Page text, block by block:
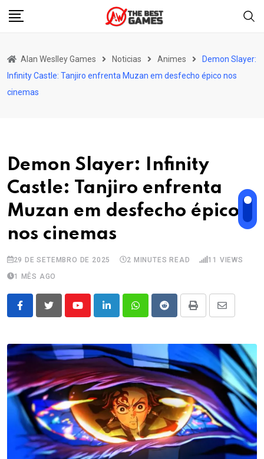
Skip
Alan Weslley Games Noticias Animes
Demon Slayer:
Infinity Castle: Tanjiro enfrenta Muzan em desfecho épico nos
cinemas
Demon Slayer: Infinity
Castle: Tanjiro enfrenta
Muzan em desfecho épico
nos cinemas
29 DE SETEMBRO DE 2025 2 MINUTES READ 11 VIEWS
1 MÊS AGO
YoutubeLinkedInWhatsappRedditPrint
Share
Email